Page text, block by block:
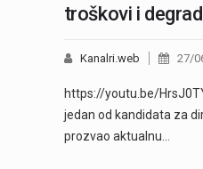
troškovi i
Kanalri.web 27/
https://youtu.be/
jedan od kandidata za
prozvao aktualnu…